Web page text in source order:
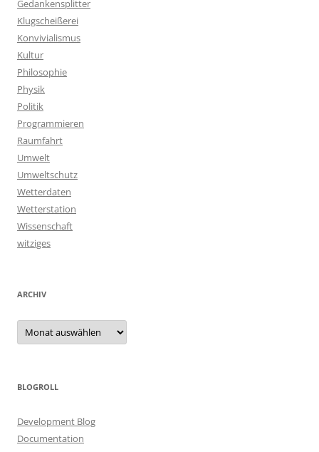
Gedankensplitter
Klugscheißerei
Konvivialismus
Kultur
Philosophie
Physik
Politik
Programmieren
Raumfahrt
Umwelt
Umweltschutz
Wetterdaten
Wetterstation
Wissenschaft
witziges
ARCHIV
Archiv
BLOGROLL
Development Blog
Documentation